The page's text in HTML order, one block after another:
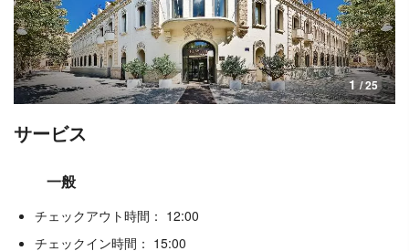
1 / 25
サービス
一般
チェックアウト時間： 12:00
チェックイン時間： 15:00